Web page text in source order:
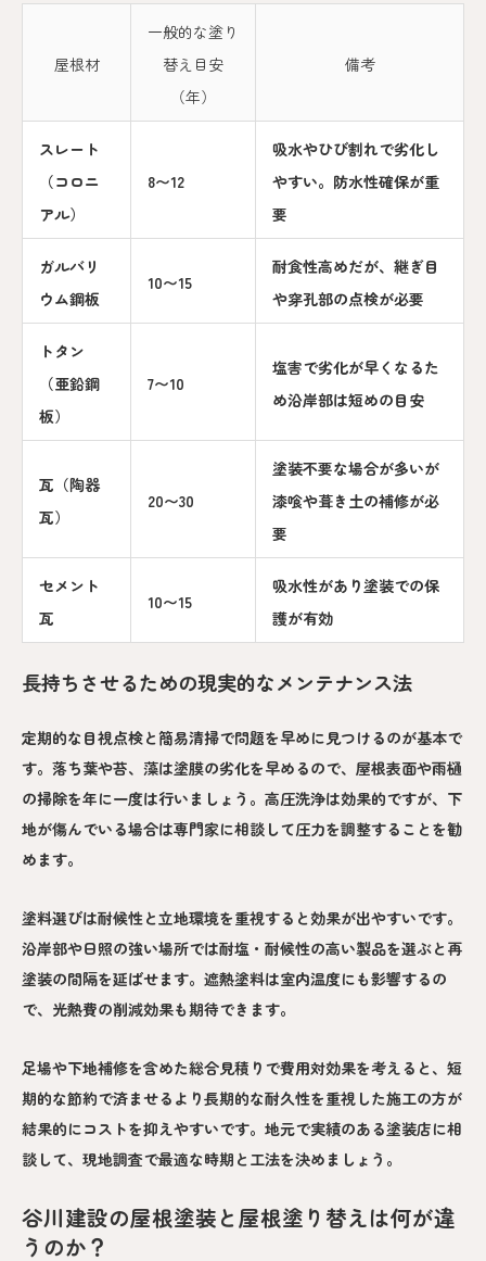
屋根材
一般的な塗り
替え目安
（年）
備考
スレート
（コロニ
アル）
8〜12
吸水やひび割れで劣化し
やすい。防水性確保が重
要
ガルバリ
ウム鋼板
10〜15
耐食性高めだが、継ぎ目
や穿孔部の点検が必要
トタン
（亜鉛鋼
板）
7〜10
塩害で劣化が早くなるた
め沿岸部は短めの目安
瓦（陶器
瓦）
20〜30
塗装不要な場合が多いが
漆喰や葺き土の補修が必
要
セメント
瓦
10〜15
吸水性があり塗装での保
護が有効
長持ちさせるための現実的なメンテナンス法
定期的な目視点検と簡易清掃で問題を早めに見つけるのが基本で
す。落ち葉や苔、藻は塗膜の劣化を早めるので、屋根表面や雨樋
の掃除を年に一度は行いましょう。高圧洗浄は効果的ですが、下
地が傷んでいる場合は専門家に相談して圧力を調整することを勧
めます。
塗料選びは耐候性と立地環境を重視すると効果が出やすいです。
沿岸部や日照の強い場所では耐塩・耐候性の高い製品を選ぶと再
塗装の間隔を延ばせます。遮熱塗料は室内温度にも影響するの
で、光熱費の削減効果も期待できます。
足場や下地補修を含めた総合見積りで費用対効果を考えると、短
期的な節約で済ませるより長期的な耐久性を重視した施工の方が
結果的にコストを抑えやすいです。地元で実績のある塗装店に相
談して、現地調査で最適な時期と工法を決めましょう。
谷川建設の屋根塗装と屋根塗り替えは何が違
うのか？